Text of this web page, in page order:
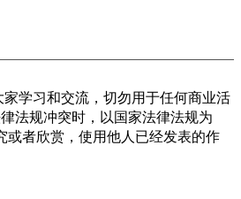
学习和交流，切勿用于任何商业活
法规冲突时，以国家法律法规为
或者欣赏，使用他人已经发表的作